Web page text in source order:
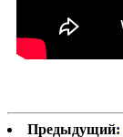
Предыдущий: